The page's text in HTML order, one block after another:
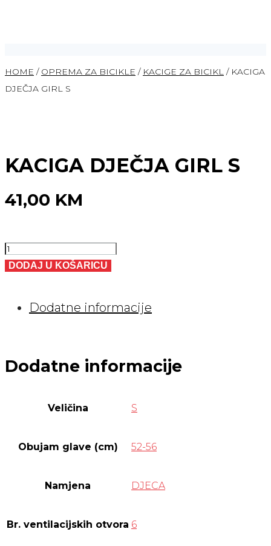
HOME / OPREMA ZA BICIKLE / KACIGE ZA BICIKL / KACIGA
DJEČJA GIRL S
KACIGA DJEČJA GIRL S
41,00 KM
KACIGA
DJEČJA
količina
DODAJ U KOŠARICU
Dodatne informacije
Dodatne informacije
Veličina S
Obujam glave (cm) 52-56
Namjena DJECA
Br. ventilacijskih otvora 6